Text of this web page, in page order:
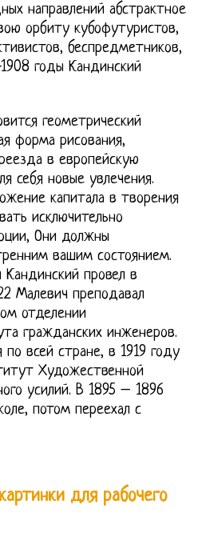
направлений абстрактное
орбиту кубофутуристов,
беспредметников,
годы Кандинский
геометрический
форма рисования,
в европейскую
себя новые увлечения.
капитала в творения
исключительно
Они должны
вашим состоянием.
провел в
Малевич преподавал
отделении
гражданских инженеров.
всей стране, в 1919 году
Художественной
усилий. В 1895 – 1896
потом переехал с
для рабочего